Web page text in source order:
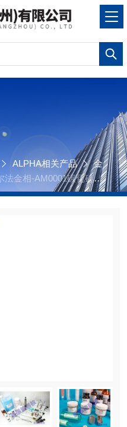
ALPHA相关产品
金
法金相-AM0001碳化硅